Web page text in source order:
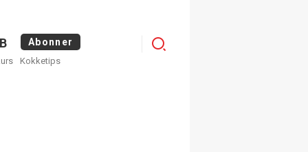
Abonner
Kokketips
Menu